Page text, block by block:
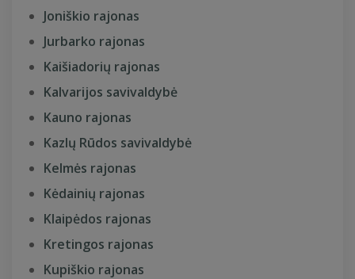
Joniškio rajonas
Jurbarko rajonas
Kaišiadorių rajonas
Kalvarijos savivaldybė
Kauno rajonas
Kazlų Rūdos savivaldybė
Kelmės rajonas
Kėdainių rajonas
Klaipėdos rajonas
Kretingos rajonas
Kupiškio rajonas